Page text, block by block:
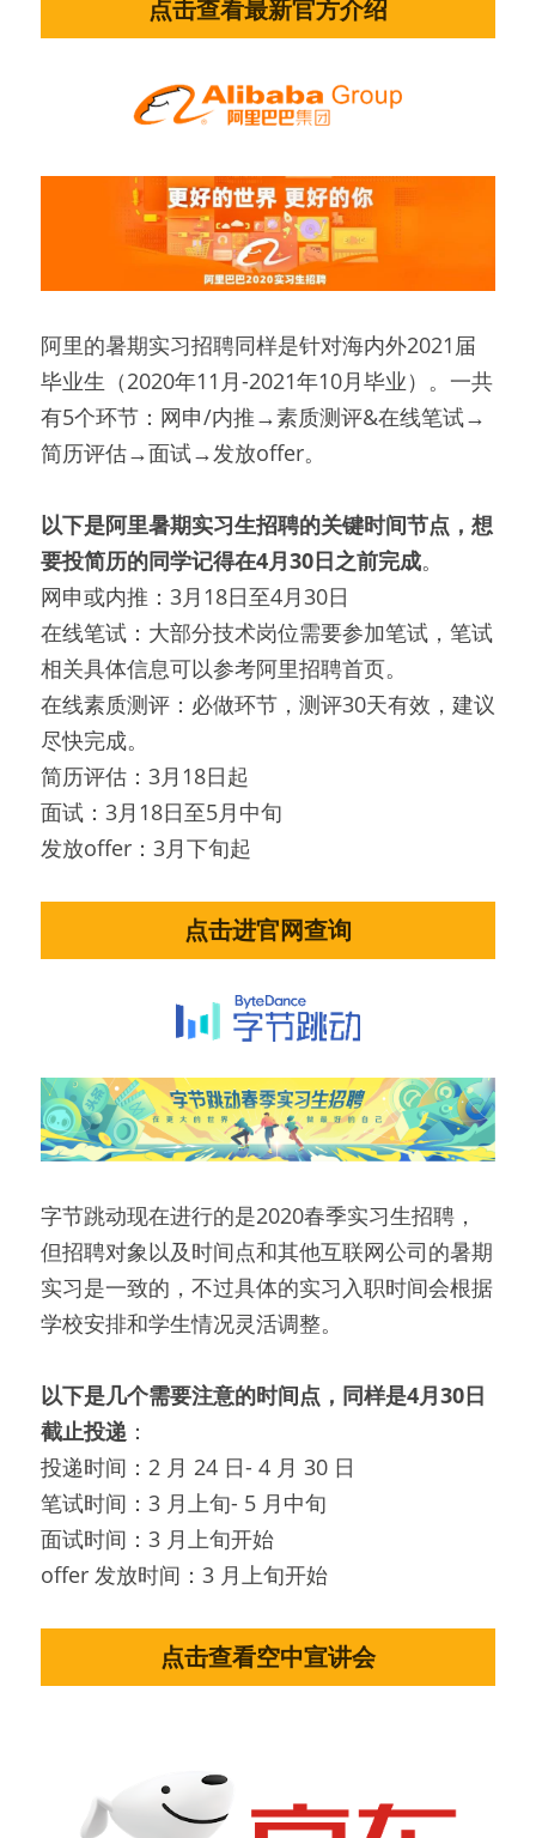
点击查看最新官方介绍
阿里的暑期实习招聘同样是针对海内外2021届
毕业生（2020年11月-2021年10月毕业）。一共
有5个环节：网申/内推→素质测评&在线笔试→
简历评估→面试→发放offer。
以下是阿里暑期实习生招聘的关键时间节点，想
要投简历的同学记得在4月30日之前完成。
网申或内推：3月18日至4月30日
在线笔试：大部分技术岗位需要参加笔试，笔试
相关具体信息可以参考阿里招聘首页。
在线素质测评：必做环节，测评30天有效，建议
尽快完成。
简历评估：3月18日起
面试：3月18日至5月中旬
发放offer：3月下旬起
点击进官网查询
字节跳动现在进行的是2020春季实习生招聘，
但招聘对象以及时间点和其他互联网公司的暑期
实习是一致的，不过具体的实习入职时间会根据
学校安排和学生情况灵活调整。
以下是几个需要注意的时间点，同样是4月30日
截止投递 ：
投递时间：2 月 24 日- 4 月 30 日
笔试时间：3 月上旬- 5 月中旬
面试时间：3 月上旬开始
offer 发放时间：3 月上旬开始
点击查看空中宣讲会